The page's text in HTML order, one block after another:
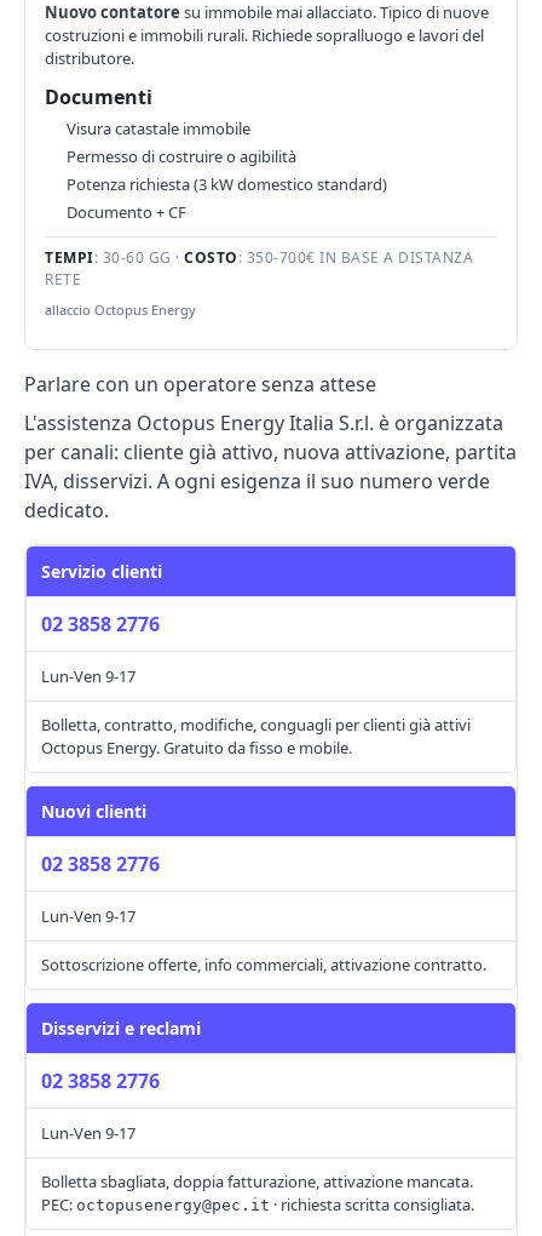
Nuovo contatore su immobile mai allacciato. Tipico di nuove
costruzioni e immobili rurali. Richiede sopralluogo e lavori del
distributore.
Documenti
Visura catastale immobile
Permesso di costruire o agibilità
Potenza richiesta (3 kW domestico standard)
Documento + CF
TEMPI: 30-60 GG · COSTO: 350-700€ IN BASE A DISTANZA
RETE
allaccio Octopus Energy
Parlare con un operatore senza attese
L'assistenza Octopus Energy Italia S.r.l. è organizzata
per canali: cliente già attivo, nuova attivazione, partita
IVA, disservizi. A ogni esigenza il suo numero verde
dedicato.
Servizio clienti
02 3858 2776
Lun-Ven 9-17
Bolletta, contratto, modifiche, conguagli per clienti già attivi
Octopus Energy. Gratuito da fisso e mobile.
Nuovi clienti
02 3858 2776
Lun-Ven 9-17
Sottoscrizione offerte, info commerciali, attivazione contratto.
Disservizi e reclami
02 3858 2776
Lun-Ven 9-17
Bolletta sbagliata, doppia fatturazione, attivazione mancata.
PEC: octopusenergy@pec.it · richiesta scritta consigliata.